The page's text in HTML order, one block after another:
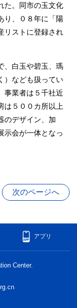
た。同市の玉文化
り、０８年に「陽
リストに登録され
、白玉や碧玉、瑪
）なども扱ってい
事業者は５千社近
は５００カ所以上
のデザイン、加
示会が一体となっ
次のページへ
アプリ
Center.